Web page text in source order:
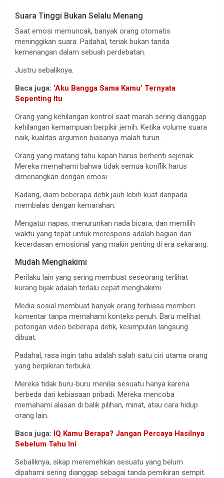
Suara Tinggi Bukan Selalu Menang
Saat emosi memuncak, banyak orang otomatis
meninggikan suara. Padahal, teriak bukan tanda
kemenangan dalam sebuah perdebatan.
Justru sebaliknya.
Baca juga: ‘Aku Bangga Sama Kamu’ Ternyata
Sepenting Itu
Orang yang kehilangan kontrol saat marah sering dianggap
kehilangan kemampuan berpikir jernih. Ketika volume suara
naik, kualitas argumen biasanya malah turun.
Orang yang matang tahu kapan harus berhenti sejenak.
Mereka memahami bahwa tidak semua konflik harus
dimenangkan dengan emosi.
Kadang, diam beberapa detik jauh lebih kuat daripada
membalas dengan kemarahan.
Mengatur napas, menurunkan nada bicara, dan memilih
waktu yang tepat untuk merespons adalah bagian dari
kecerdasan emosional yang makin penting di era sekarang.
Mudah Menghakimi
Perilaku lain yang sering membuat seseorang terlihat
kurang bijak adalah terlalu cepat menghakimi.
Media sosial membuat banyak orang terbiasa memberi
komentar tanpa memahami konteks penuh. Baru melihat
potongan video beberapa detik, kesimpulan langsung
dibuat.
Padahal, rasa ingin tahu adalah salah satu ciri utama orang
yang berpikiran terbuka.
Mereka tidak buru-buru menilai sesuatu hanya karena
berbeda dari kebiasaan pribadi. Mereka mencoba
memahami alasan di balik pilihan, minat, atau cara hidup
orang lain.
Baca juga: IQ Kamu Berapa? Jangan Percaya Hasilnya
Sebelum Tahu Ini
Sebaliknya, sikap meremehkan sesuatu yang belum
dipahami sering dianggap sebagai tanda pemikiran sempit.